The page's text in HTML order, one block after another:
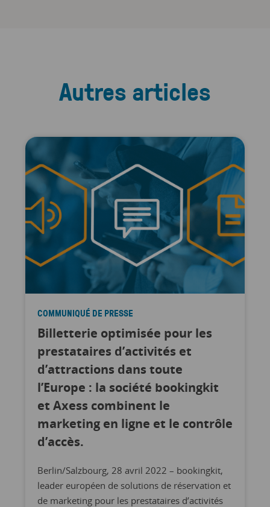
Autres articles
COMMUNIQUÉ DE PRESSE
Billetterie optimisée pour les
prestataires d’activités et
d’attractions dans toute
l’Europe : la société bookingkit
et Axess combinent le
marketing en ligne et le contrôle
d’accès.
Berlin/Salzbourg, 28 avril 2022 – bookingkit,
leader européen de solutions de réservation et
de marketing pour les prestataires d’activités